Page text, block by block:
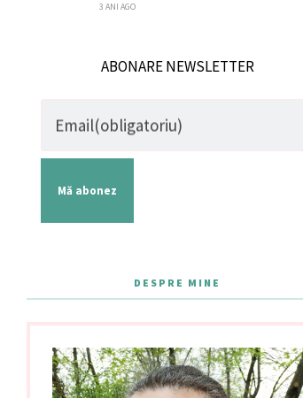
3 ANI AGO
ABONARE NEWSLETTER
Email(obligatoriu)
Mă abonez
DESPRE MINE